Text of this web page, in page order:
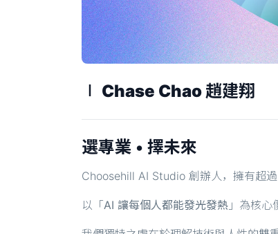
∣ Chase Chao 趙建翔
選專業 • 擇未來
Choosehill AI Studio 創辦人，擁有超
以「AI 讓每個人都能發光發熱 」為核